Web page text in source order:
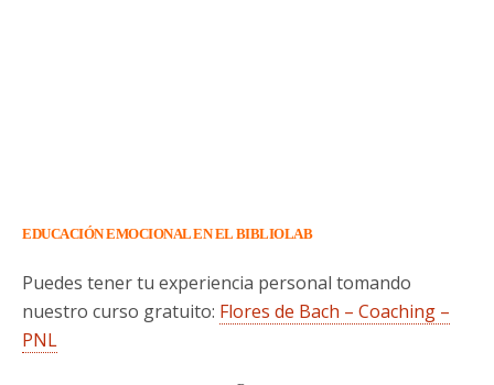
EDUCACIÓN EMOCIONAL EN EL BIBLIOLAB
Puedes tener tu experiencia personal tomando
nuestro curso gratuito: Flores de Bach – Coaching –
PNL